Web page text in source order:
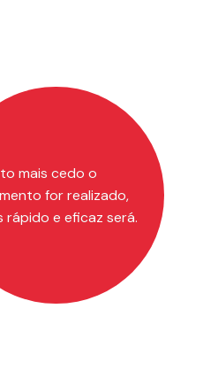
mais cedo o
for realizado,
rápido e eficaz será.